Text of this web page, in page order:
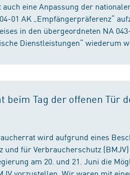
eine Anpassung der
01 AK „Empfängerpräferenz“
in den übergeordneten NA
Dienstleistungen“ wiederum
beim Tag der offenen Tür
wird aufgrund eines
für Verbraucherschutz
am 20. und 21. Juni die